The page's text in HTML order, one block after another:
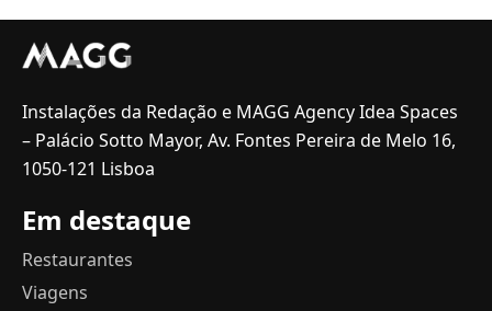
Instalações da Redação e MAGG Agency Idea Spaces
– Palácio Sotto Mayor, Av. Fontes Pereira de Melo 16,
1050-121 Lisboa
Em destaque
Restaurantes
Viagens